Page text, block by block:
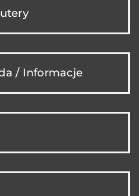
/ Informacje